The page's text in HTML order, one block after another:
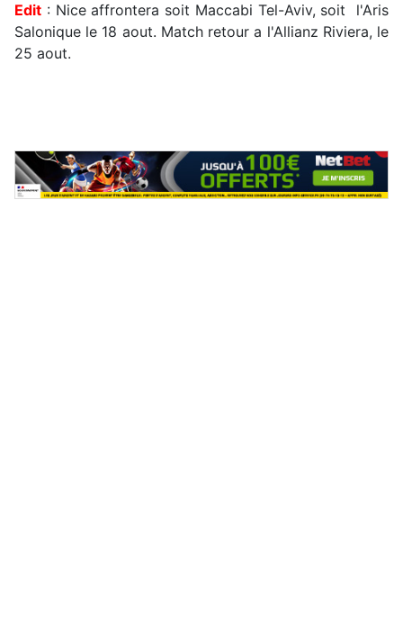
Edit : Nice affrontera soit Maccabi Tel-Aviv, soit l'Aris
Salonique le 18 aout. Match retour a l'Allianz Riviera, le
25 aout.